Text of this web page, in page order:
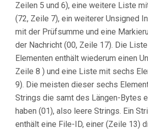
Zeilen 5 und 6), eine weitere Liste
(72, Zeile 7), ein weiterer Unsigned
mit der Prüfsumme und eine
der Nachricht (00, Zeile 17). Die
Elementen enthält wiederum einen
Zeile 8 ) und eine Liste mit sechs
9). Die meisten dieser sechs
Strings die samt des Längen-Bytes
haben (01), also leere Strings. Ein
enthält eine File-ID, einer (Zeile 13)